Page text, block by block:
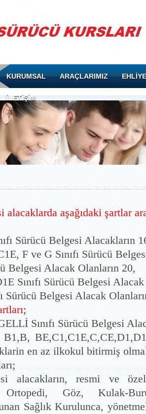
KURUMSAL ARAÇLARIMIZ
İLETİŞİM
alacaklarda aşağıdaki şartlar
Sürücü Belgesi Alacakların
F ve G Sınıfı Sürücü
Belgesi Alacak Olanların 20,
Sınıfı Sürücü Belgesi
Sürücü Belgesi Alacak
Sınıfı Sürücü Belgesi
en az ilkokul bitirmiş
alacakların, resmi ve
Ortopedi, Göz, Kulak-
Sağlık Kurulunca,